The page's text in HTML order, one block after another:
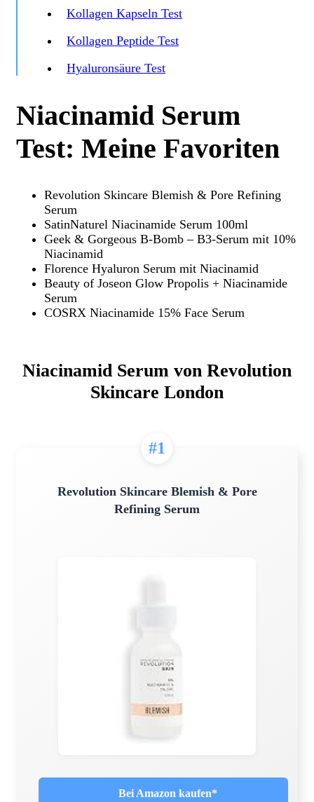
Kollagen Kapseln Test
Kollagen Peptide Test
Hyaluronsäure Test
Niacinamid Serum
Test: Meine Favoriten
Revolution Skincare Blemish & Pore Refining
Serum
SatinNaturel Niacinamide Serum 100ml
Geek & Gorgeous B-Bomb – B3-Serum mit 10%
Niacinamid
Florence Hyaluron Serum mit Niacinamid
Beauty of Joseon Glow Propolis + Niacinamide
Serum
COSRX Niacinamide 15% Face Serum
Niacinamid Serum von Revolution
Skincare London
#1
Revolution Skincare Blemish & Pore
Refining Serum
Bei Amazon kaufen*